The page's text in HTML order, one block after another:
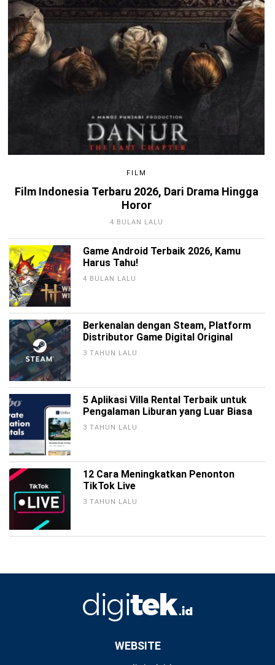
FILM
Film Indonesia Terbaru 2026, Dari Drama Hingga
Horor
4 BULAN LALU
Game Android Terbaik 2026, Kamu
Harus Tahu!
4 BULAN LALU
Berkenalan dengan Steam, Platform
Distributor Game Digital Original
3 TAHUN LALU
5 Aplikasi Villa Rental Terbaik untuk
Pengalaman Liburan yang Luar Biasa
3 TAHUN LALU
12 Cara Meningkatkan Penonton
TikTok Live
3 TAHUN LALU
WEBSITE